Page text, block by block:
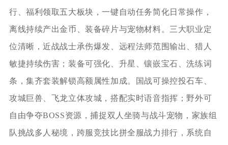
行、福利领取五大板块，一键自动任务简化日常操作，
离线持续产出金币、装备碎片与宠物材料。三大职业定
位清晰，近战战士承伤爆发、远程法师范围输出、猎人
敏捷持续伤害；装备可强化、升星、镶嵌宝石、洗练词
条，集齐套装解锁高额属性加成。国战可操控投石车、
攻城巨兽、飞龙立体攻城，搭配实时语音指挥；野外可
自由争夺BOSS资源，捕捉双人坐骑与战斗宠物，家族组
队挑战多人秘境，跨服竞技比拼全服战力排行，系统自